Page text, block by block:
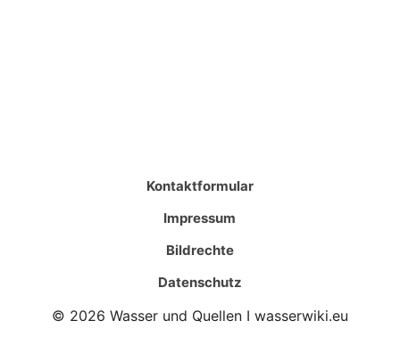
Kontaktformular
Impressum
Bildrechte
Datenschutz
© 2026 Wasser und Quellen I wasserwiki.eu